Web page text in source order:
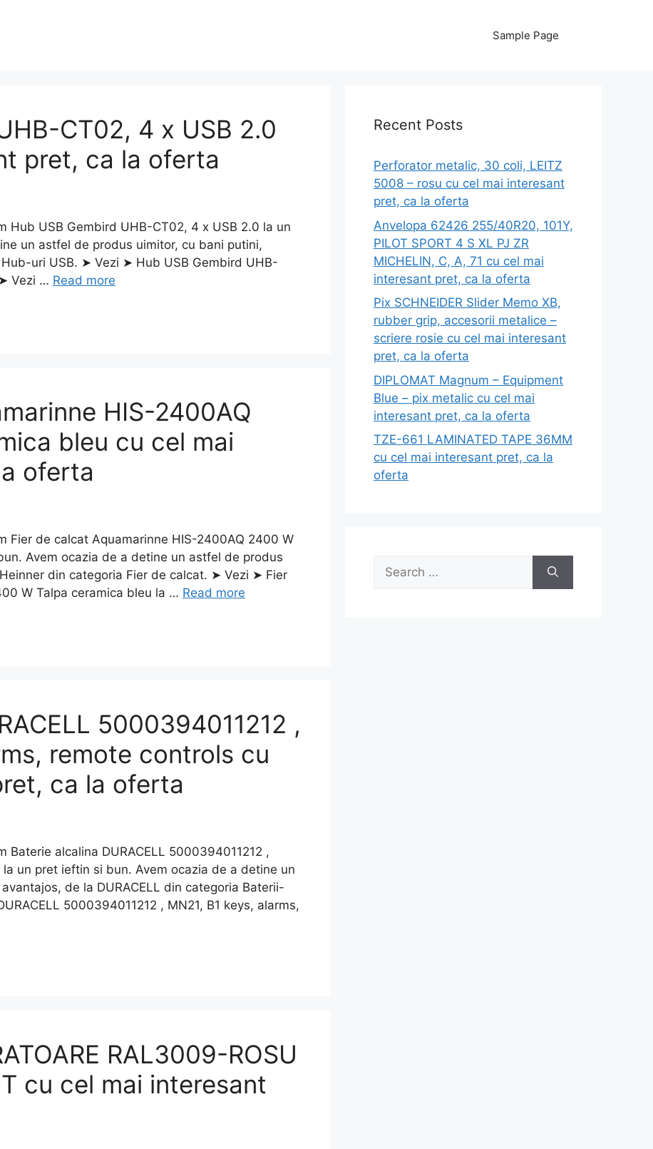
Sample Page
CT02, 4 x USB 2.0
pret, ca la oferta
Hub USB Gembird UHB-CT02, 4 x USB 2.0 la un
un astfel de produs uimitor, cu bani putini,
uri USB. ➤ Vezi ➤ Hub USB Gembird UHB-
Vezi … Read more
HIS-2400AQ
bleu cu cel mai
oferta
Fier de calcat Aquamarinne HIS-2400AQ 2400 W
Avem ocazia de a detine un astfel de produs
din categoria Fier de calcat. ➤ Vezi ➤ Fier
W Talpa ceramica bleu la … Read more
5000394011212 ,
remote controls cu
ca la oferta
alcalina DURACELL 5000394011212 ,
un pret ieftin si bun. Avem ocazia de a detine un
de la DURACELL din categoria Baterii-
5000394011212 , MN21, B1 keys, alarms,
RAL3009-ROSU
cu cel mai interesant
Recent Posts
Perforator metalic, 30 coli, LEITZ
5008 – rosu cu cel mai interesant
pret, ca la oferta
Anvelopa 62426 255/40R20, 101Y,
PILOT SPORT 4 S XL PJ ZR
MICHELIN, C, A, 71 cu cel mai
interesant pret, ca la oferta
Pix SCHNEIDER Slider Memo XB,
rubber grip, accesorii metalice –
scriere rosie cu cel mai interesant
pret, ca la oferta
DIPLOMAT Magnum – Equipment
Blue – pix metalic cu cel mai
interesant pret, ca la oferta
TZE-661 LAMINATED TAPE 36MM
cu cel mai interesant pret, ca la
oferta
Search
for: